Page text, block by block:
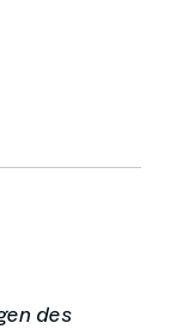
des